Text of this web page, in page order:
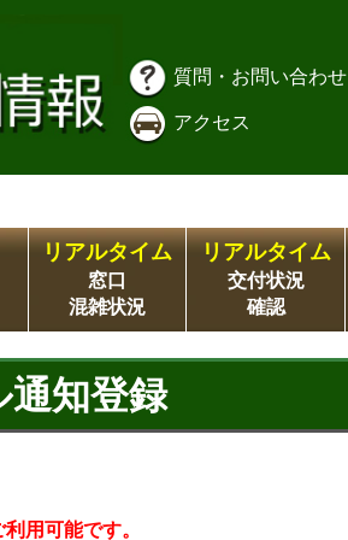
質問・お問い合わせ
アクセス
リアルタイム
窓口
混雑状況
リアルタイム
交付状況
確認
通知登録
用可能です。